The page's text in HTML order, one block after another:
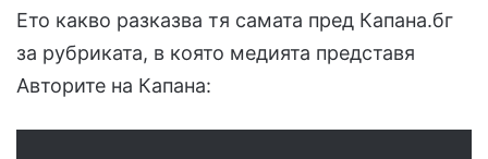
Ето какво разказва тя самата пред Капана.бг
за рубриката, в която медията представя
Авторите на Капана: